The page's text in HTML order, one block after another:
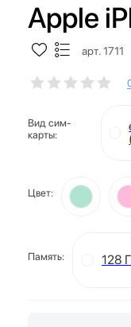
Apple
арт. 1711
Вид сим-
карты:
Цвет:
Память: 128